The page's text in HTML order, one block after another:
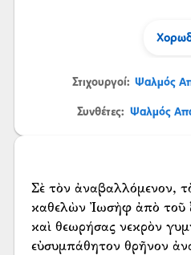
Στιχουργοί: Ψαλμός
Συνθέτες: Ψαλμός
Σὲ τὸν ἀναβαλλόμενον,
καθελὼν Ἰωσὴφ ἀπὸ τοῦ
καὶ θεωρήσας νεκρὸν
εὐσυμπάθητον θρῆνον